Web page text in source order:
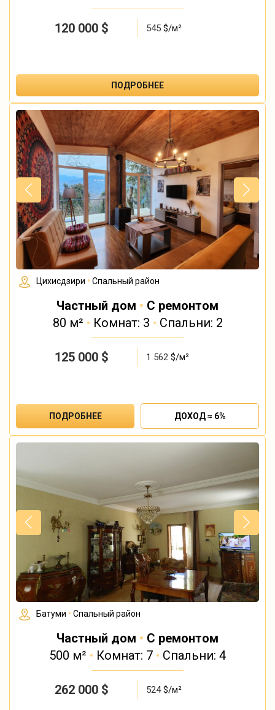
120 000$ 545 $/м²
ПОДРОБНЕЕ
Цихисдзири • Спальный район
Частный дом • С ремонтом
80 м² • Комнат: 3 • Спальни: 2
125 000$ 1 562 $/м²
ПОДРОБНЕЕ ДОХОД ≈ 6%
Батуми • Спальный район
Частный дом • С ремонтом
500 м² • Комнат: 7 • Спальни: 4
262 000$ 524$/м²